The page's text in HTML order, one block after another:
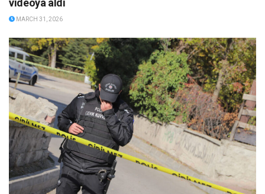
videoya aldı
MARCH 31, 2026